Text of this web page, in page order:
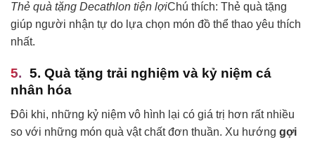
Thẻ quà tặng Decathlon tiện lợiChú thích: Thẻ quà tặng
giúp người nhận tự do lựa chọn món đồ thể thao yêu thích
nhất.
5. Quà tặng trải nghiệm và kỷ niệm cá
nhân hóa
Đôi khi, những kỷ niệm vô hình lại có giá trị hơn rất nhiều
so với những món quà vật chất đơn thuần. Xu hướng gợi